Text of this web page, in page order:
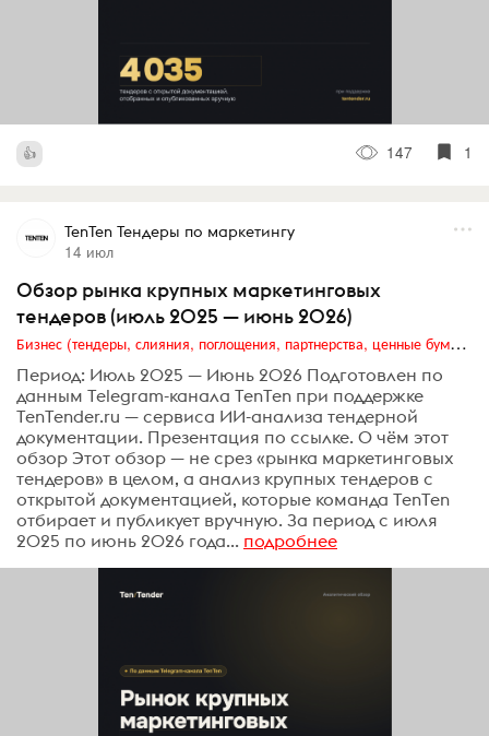
147 1
TenTen Тендеры по маркетингу
14 июл
Обзор рынка крупных маркетинговых
тендеров (июль 2025 — июнь 2026)
Бизнес (тендеры, слияния, поглощения, партнерства, ценные бумаги, акционеры, финансы и отчетность)
Период: Июль 2025 — Июнь 2026 Подготовлен по
данным Telegram-канала TenTen при поддержке
TenTender.ru — сервиса ИИ-анализа тендерной
документации. Презентация по ссылке. О чём этот
обзор Этот обзор — не срез «рынка маркетинговых
тендеров» в целом, а анализ крупных тендеров с
открытой документацией, которые команда TenTen
отбирает и публикует вручную. За период с июля
2025 по июнь 2026 года... подробнее